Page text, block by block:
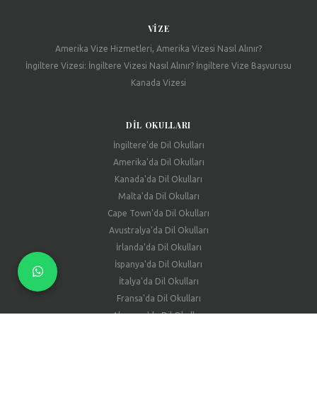
VIZE
Amerika Vize Hizmetleri, Amerika Vizesi Nasıl Alınır?
İngiltere Vizesi: İngiltere Vizesi Nasıl Alınır? İngiltere Vize Başvurusu
Kanada Vizesi
DIL OKULLARI
İngiltere'de Dil Okulları
Amerika'da Dil Okulları
Kanada'da Dil Okulları
Malta'da Dil Okulları
Cape Town'da Dil Okulları
Avustralya'da Dil Okulları
İrlanda'da Dil Okulları
İspanya'da Dil Okulları
İtalya'da Dil Okulları
Fransa'da Dil Okulları
Almanya'da Dil Okulları